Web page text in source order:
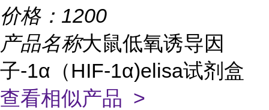
价格： 1200
产品名称大鼠低氧诱导因
子-1α（HIF-1α)elisa试剂盒
查看相似产品 >